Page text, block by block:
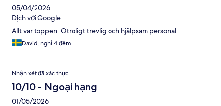
05/04/2026
Dịch với Google
Allt var toppen. Otroligt trevlig och hjälpsam personal
David, nghỉ 4 đêm
Nhận xét đã xác thực
10/10 - Ngoại hạng
01/05/2026